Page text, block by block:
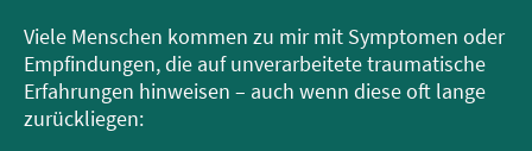
Viele Menschen kommen zu mir mit Symptomen oder
Empfindungen, die auf unverarbeitete traumatische
Erfahrungen hinweisen – auch wenn diese oft lange
zurückliegen: